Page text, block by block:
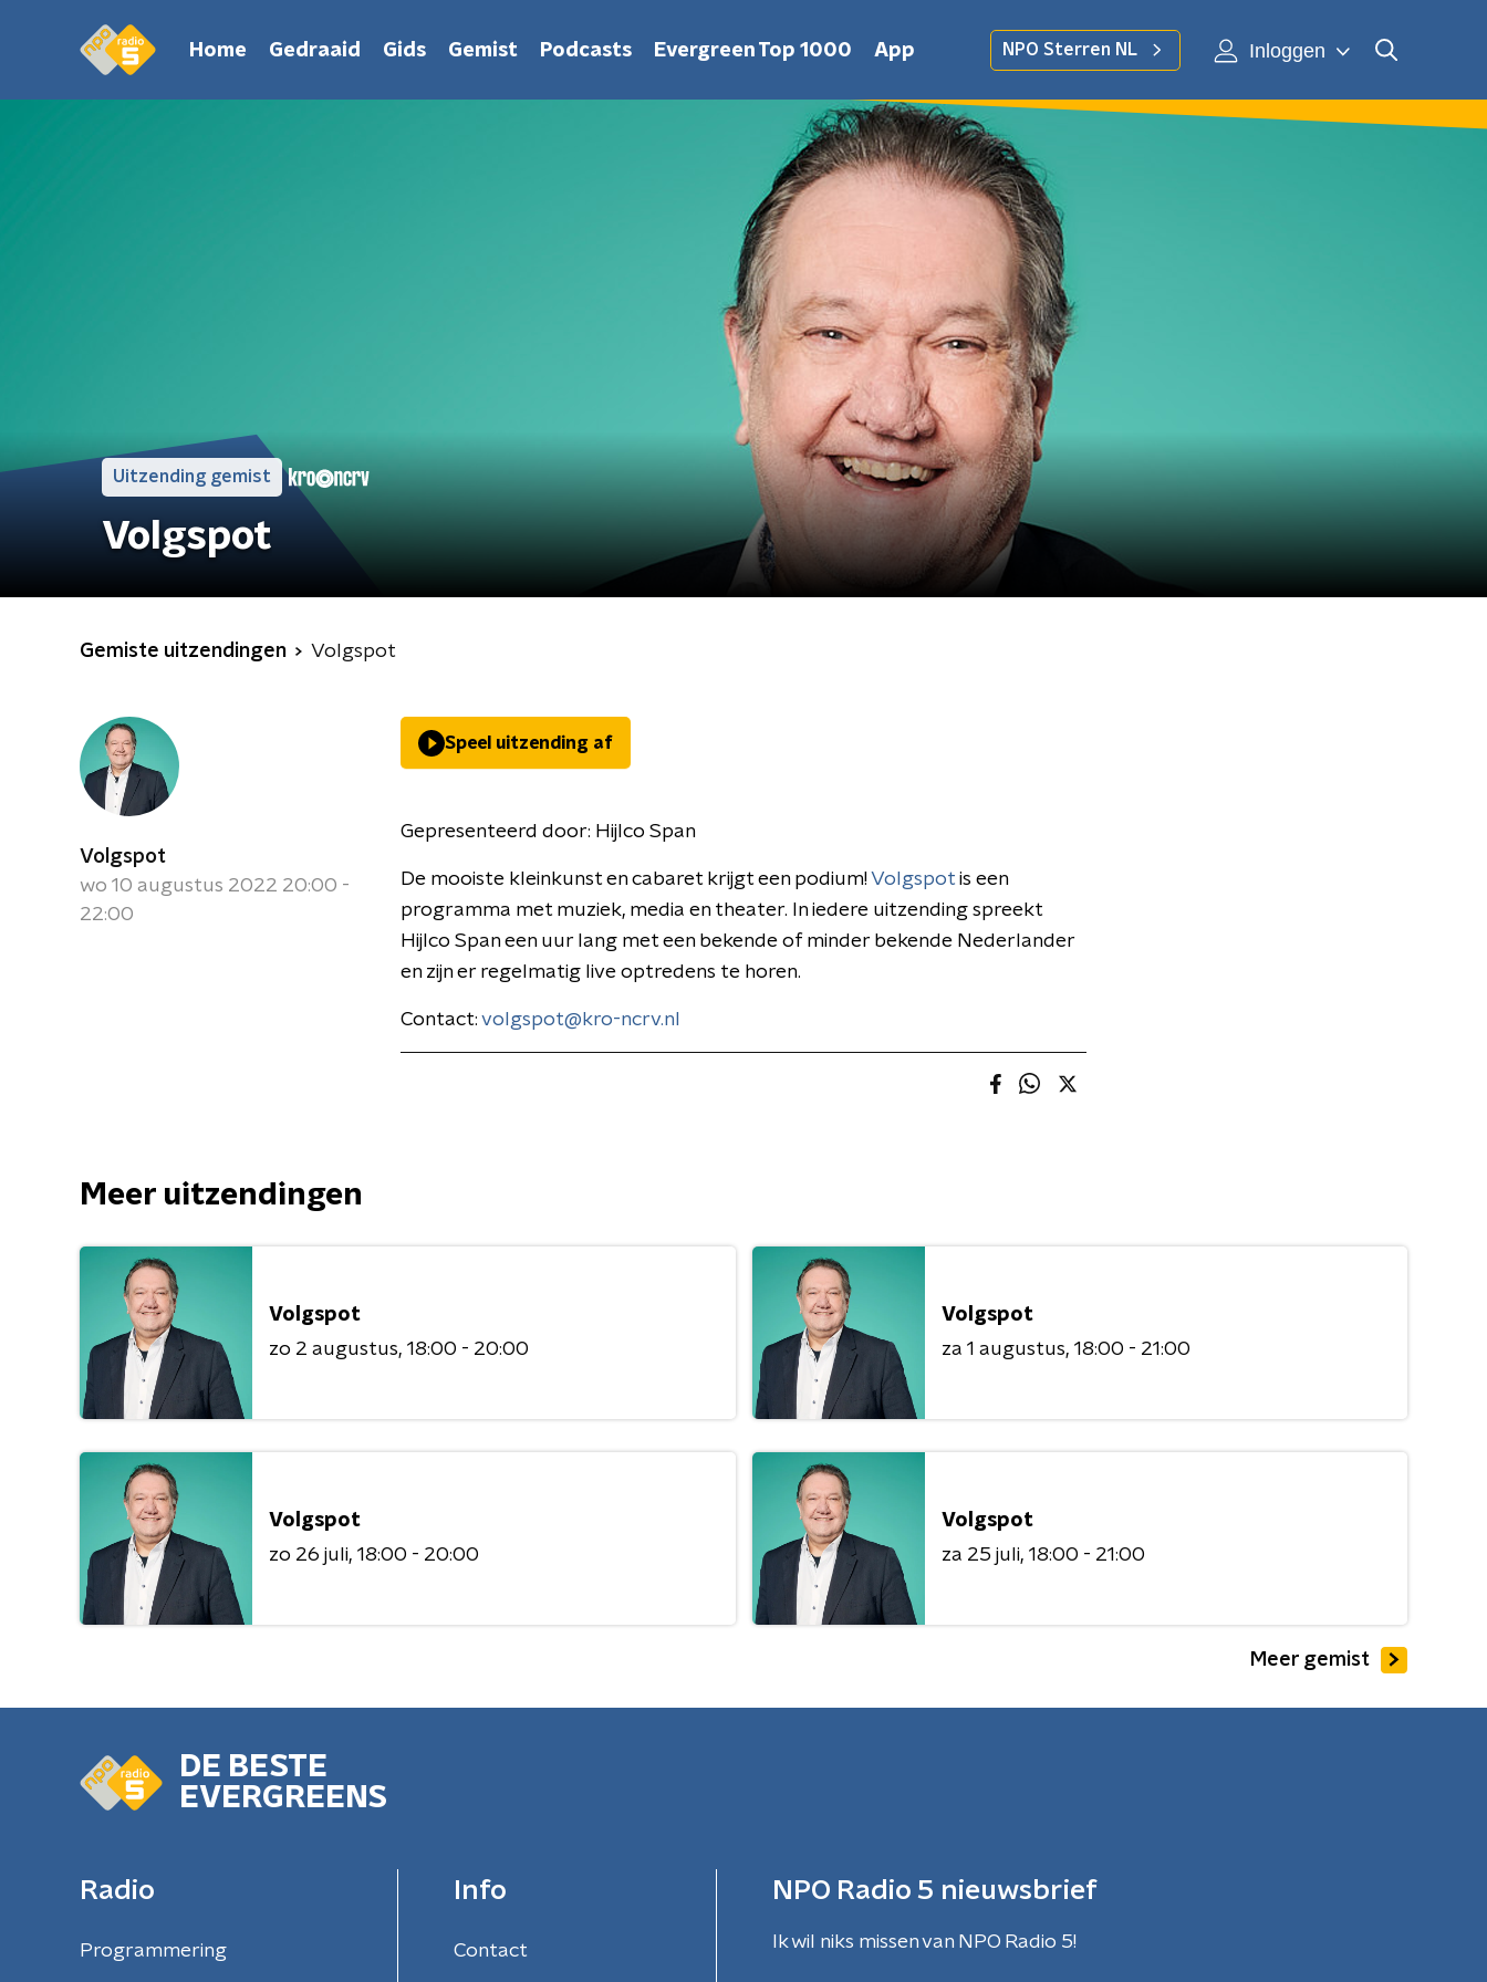
Home Gedraaid Gids Gemist Podcasts Evergreen Top 1000 App NPO Sterren NL Inloggen
Uitzending gemist
Volgspot
Gemiste uitzendingen Volgspot
Volgspot
wo 10 augustus 2022 20:00 -
22:00
Speel uitzending af
Gepresenteerd door: Hijlco Span
De mooiste kleinkunst en cabaret krijgt een podium!Volgspot is een
programma met muziek, media en theater. In iedere uitzending spreekt
Hijlco Span een uur lang met een bekende of minder bekende Nederlander
en zijn er regelmatig live optredens te horen.
Contact: volgspot@kro-ncrv.nl
Meer uitzendingen
Volgspot
zo 2 augustus 18:00 - 20:00
Volgspot
za 1 augustus 18:00 - 21:00
Volgspot
zo 26 juli 18:00 - 20:00
Volgspot
za 25 juli 18:00 - 21:00
Meer gemist
DE BESTE
EVERGREENS
Radio
Programmering
Info
Contact
NPO Radio 5 nieuwsbrief
Ik wil niks missen van NPO Radio 5!